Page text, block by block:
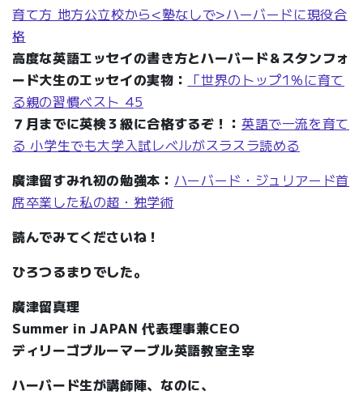
育て方 地方公立校から<塾なしで>ハーバードに現役合
格
高度な英語エッセイの書き方とハーバード＆スタンフォ
ード大生のエッセイの実物：
「世界のトップ1％に育て
る親の習慣ベスト 45
７月までに英検３級に合格するぞ！： 英語で一流を育て
る 小学生でも大学入試レベルがスラスラ読める
廣津留すみれ初の勉強本： ハーバード・ジュリアード首
席卒業した私の超・独学術
読んでみてくださいね！
ひろつるまりでした。
廣津留真理
Summer in JAPAN 代表理事兼CEO
ディリーゴブルーマーブル英語教室主宰
ハーバード生が講師陣、なのに、